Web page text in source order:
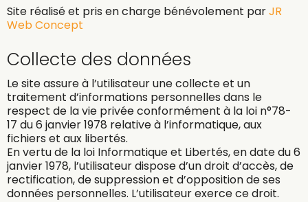
Site réalisé et pris en charge bénévolement parJR
Web Concept
Collecte des données
Le site assure à l’utilisateur une collecte et un
traitement d’informations personnelles dans le
respect de la vie privée conformément à la loi n°78-
17 du 6 janvier 1978 relative à l’informatique, aux
fichiers et aux libertés.
En vertu de la loi Informatique et Libertés, en date du 6
janvier 1978, l’utilisateur dispose d’un droit d’accès, de
rectification, de suppression et d’opposition de ses
données personnelles. L’utilisateur exerce ce droit.